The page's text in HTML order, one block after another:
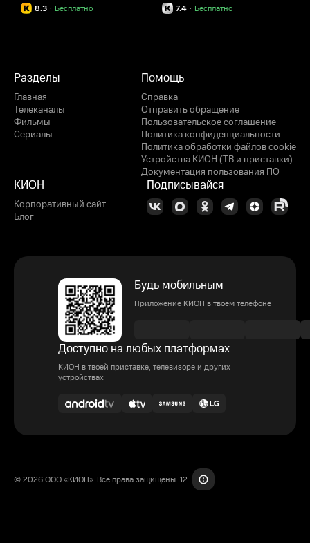
8.3 Бесплатно
· 7.4 Бесплатно
·
Разделы
Главная
Телеканалы
Фильмы
Сериалы
Помощь
Справка
Отправить обращение
Пользовательское соглашение
Политика конфиденциальности
Политика обработки файлов cookie
Устройства КИОН (ТВ и приставки)
Документация пользования ПО
КИОН
Корпоративный сайт
Блог
Подписывайся
Будь мобильным
Приложение КИОН в твоем телефоне
Доступно на любых платформах
КИОН в твоей приставке, телевизоре и других
устройствах
© 2026 ООО «КИОН». Все права защищены. 12+